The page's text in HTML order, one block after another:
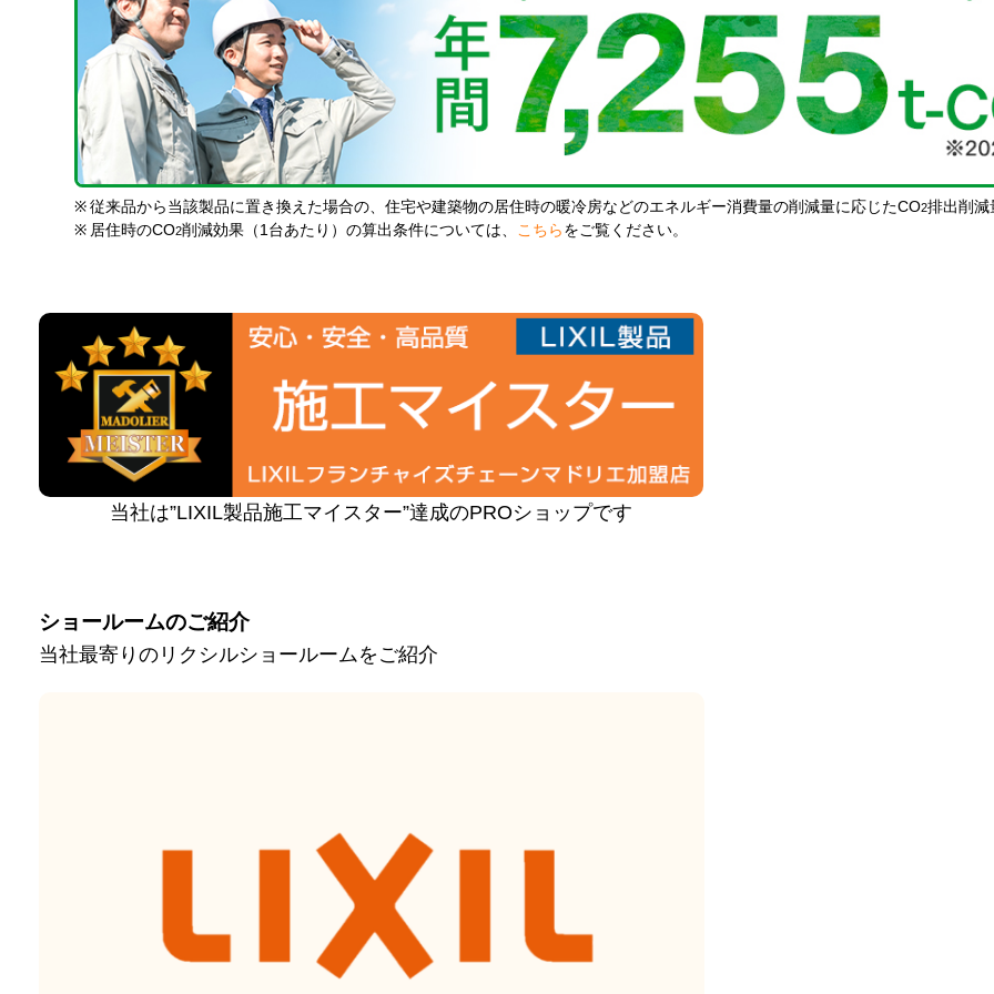
※ 従来品から当該製品に置き換えた場合の、住宅や建築物の居住時の暖冷房などのエネルギー消費量の削減量に応じたCO2排出削減
※ 居住時のCO2削減効果（1台あたり）の算出条件については、 こちら をご覧ください。
当社は”LIXIL製品施工マイスター”達成のPROショップです
ショールームのご紹介
当社最寄りのリクシルショールームをご紹介